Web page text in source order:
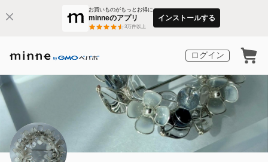
お買いものがもっとお得に
minneのアプリ
3万件以上
インストールする
ログイン